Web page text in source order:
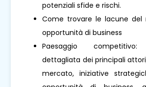
potenziali sfide e rischi.
Come trovare le lacune
opportunità di business
Paesaggio competitivo:
dettagliata dei principali
mercato, iniziative